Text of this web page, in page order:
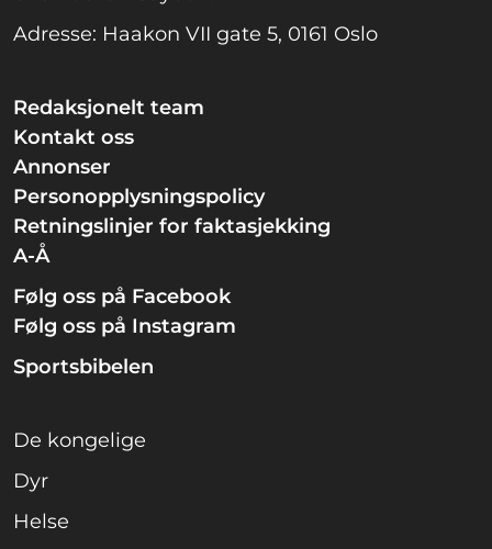
Adresse: Haakon VII gate 5, 0161 Oslo
Redaksjonelt team
Kontakt oss
Annonser
Personopplysningspolicy
Retningslinjer for faktasjekking
A-Å
Følg oss på Facebook
Følg oss på Instagram
Sportsbibelen
De kongelige
Dyr
Helse